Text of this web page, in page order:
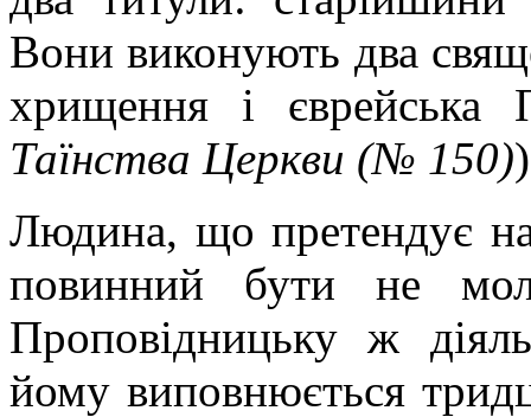
Вони виконують два
хрищення і єврейська
Таїнства Церкви (№ 150)
Людина, що претендує
повинний бути не
Проповідницьку ж
йому виповнюється